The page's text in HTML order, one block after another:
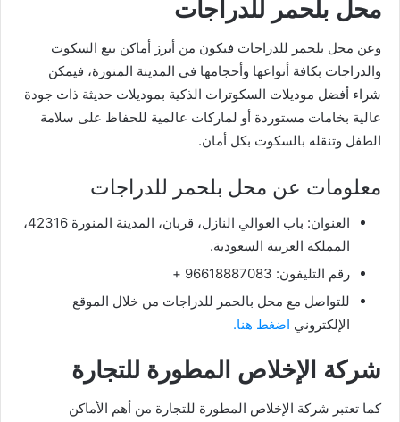
محل بلحمر للدراجات
وعن محل بلحمر للدراجات فيكون من أبرز أماكن بيع السكوت
والدراجات بكافة أنواعها وأحجامها في المدينة المنورة، فيمكن
شراء أفضل موديلات السكوترات الذكية بموديلات حديثة ذات جودة
عالية بخامات مستوردة أو لماركات عالمية للحفاظ على سلامة
الطفل وتنقله بالسكوت بكل أمان.
معلومات عن محل بلحمر للدراجات
العنوان: باب العوالي النازل، قربان، المدينة المنورة 42316،
المملكة العربية السعودية.
رقم التليفون: 96618887083 +
للتواصل مع محل بالحمر للدراجات من خلال الموقع
الإلكتروني اضغط هنا.
شركة الإخلاص المطورة للتجارة
كما تعتبر شركة الإخلاص المطورة للتجارة من أهم الأماكن